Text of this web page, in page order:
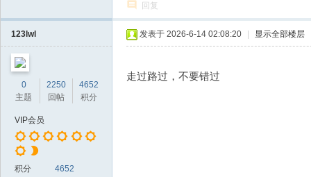
回复
123lwl
0
主题
2250
回帖
4652
积分
VIP会员
积分 4652
发表于 2026-6-14 02:08:20 显示全部楼层
走过路过，不要错过